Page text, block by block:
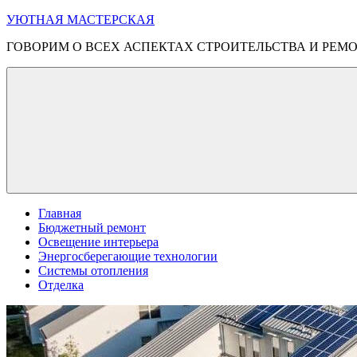
Перейти
содержимому
УЮТНАЯ МАСТЕРСКАЯ
ГОВОРИМ О ВСЕХ АСПЕКТАХ СТРОИТЕЛЬСТВА И
Меню
Главная
Бюджетный ремонт
Освещение интерьера
Энергосберегающие технологии
Системы отопления
Отделка